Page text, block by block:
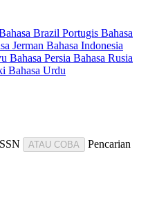
Brazil Portugis Bahasa
Jerman Bahasa Indonesia
Bahasa Persia Bahasa Rusia
Bahasa Urdu
ATAU COBA
Pencarian